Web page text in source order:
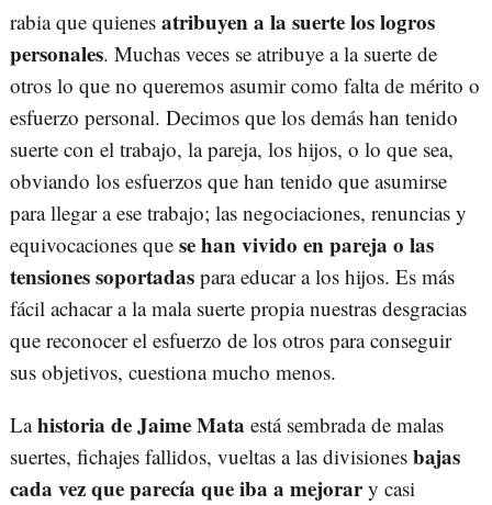
rabia que quienes atribuyen a la suerte los logros
personales. Muchas veces se atribuye a la suerte de
otros lo que no queremos asumir como falta de mérito o
esfuerzo personal. Decimos que los demás han tenido
suerte con el trabajo, la pareja, los hijos, o lo que sea,
obviando los esfuerzos que han tenido que asumirse
para llegar a ese trabajo; las negociaciones, renuncias y
equivocaciones que se han vivido en pareja o las
tensiones soportadas para educar a los hijos. Es más
fácil achacar a la mala suerte propia nuestras desgracias
que reconocer el esfuerzo de los otros para conseguir
sus objetivos, cuestiona mucho menos.
Lahistoria de Jaime Mata está sembrada de malas
suertes, fichajes fallidos, vueltas a las divisiones bajas
cada vez que parecía que iba a mejorary casi